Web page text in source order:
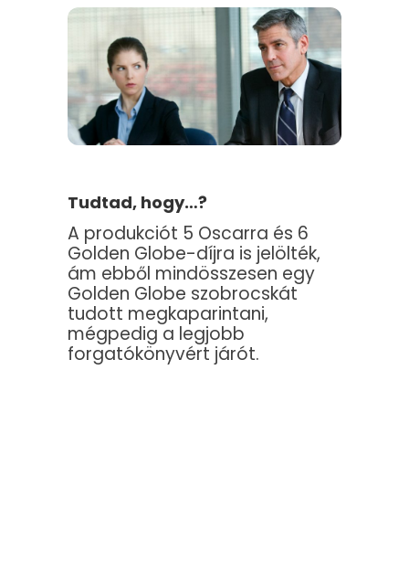
Tudtad, hogy…?
A produkciót 5 Oscarra és 6
Golden Globe-díjra is jelölték,
ám ebből mindösszesen egy
Golden Globe szobrocskát
tudott megkaparintani,
mégpedig a legjobb
forgatókönyvért járót.